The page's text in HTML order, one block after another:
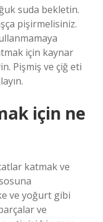
suda bekletin.
pişirmelisiniz.
için kaynar
Pişmiş ve çiğ eti
için ne
katmak ve
ve yoğurt gibi
ve